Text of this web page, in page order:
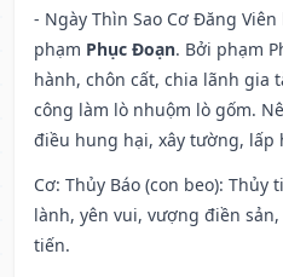
- Ngày Thìn Sao Cơ Đăng
phạm Phục Đoạn. Bởi phạm
hành, chôn cất, chia lãnh gia
công làm lò nhuộm lò gốm.
điều hung hại, xây tường, lấp
Cơ: Thủy Báo (con beo): Thủy
lành, yên vui, vượng điền
tiến.